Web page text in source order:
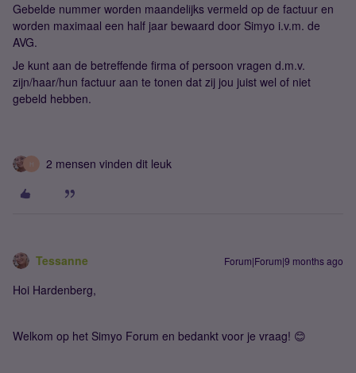
Gebelde nummer worden maandelijks vermeld op de factuur en
worden maximaal een half jaar bewaard door Simyo i.v.m. de
AVG.
Je kunt aan de betreffende firma of persoon vragen d.m.v.
zijn/haar/hun factuur aan te tonen dat zij jou juist wel of niet
gebeld hebben.
H 2 mensen vinden dit leuk
Tessanne Forum|Forum|9 months ago
Hoi Hardenberg,
Welkom op het Simyo Forum en bedankt voor je vraag! 😊